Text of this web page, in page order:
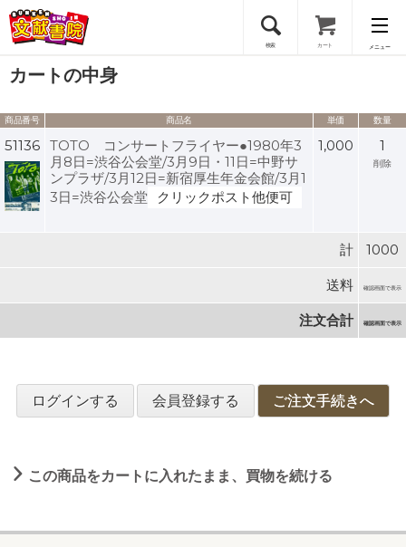
検索 カート メニュー
会員登録
ログイン
カートの中身
商品番号 商品名 単価 数量
51136 TOTO コンサートフライヤー●1980年3
月8日=渋谷公会堂/3月9日・11日=中野サ
ンプラザ/3月12日=新宿厚生年金会館/3月1
3日=渋谷公会堂
クリックポスト他便可
1,000 1
削除
計 1000
送料 確認画面で表示
注文合計 確認画面で表示
ログインする 会員登録する ご注文手続きへ
この商品をカートに入れたまま、買物を続ける